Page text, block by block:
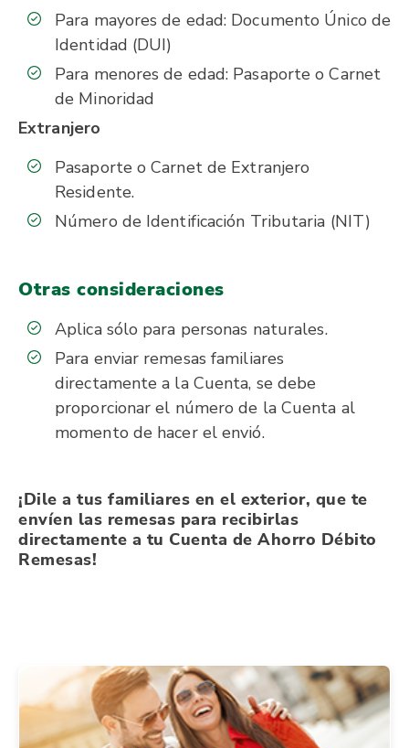
Para mayores de edad: Documento Único de
Identidad (DUI)
Para menores de edad: Pasaporte o Carnet
de Minoridad
Extranjero
Pasaporte o Carnet de Extranjero
Residente.
Número de Identificación Tributaria (NIT)
Otras consideraciones
Aplica sólo para personas naturales.
Para enviar remesas familiares
directamente a la Cuenta, se debe
proporcionar el número de la Cuenta al
momento de hacer el envió.
¡Dile a tus familiares en el exterior, que te
envíen las remesas para recibirlas
directamente a tu Cuenta de Ahorro Débito
Remesas!